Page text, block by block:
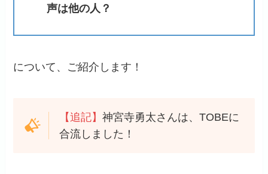
声は他の人？
について、ご紹介します！
【追記】 神宮寺勇太さんは、TOBEに
合流しました！